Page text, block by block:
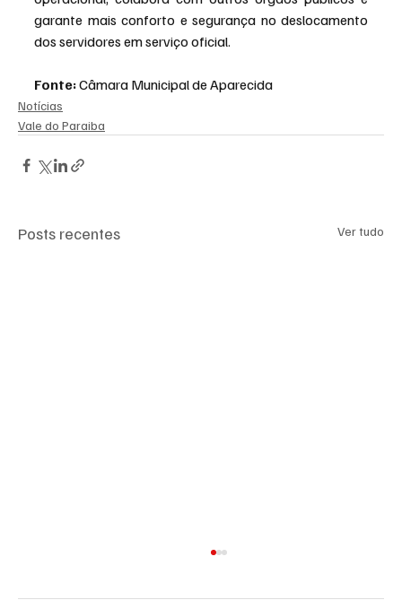
garante mais conforto e segurança no deslocamento
dos servidores em serviço oficial.
Fonte: Câmara Municipal de Aparecida
Notícias
Vale do Paraiba
Posts recentes Ver tudo